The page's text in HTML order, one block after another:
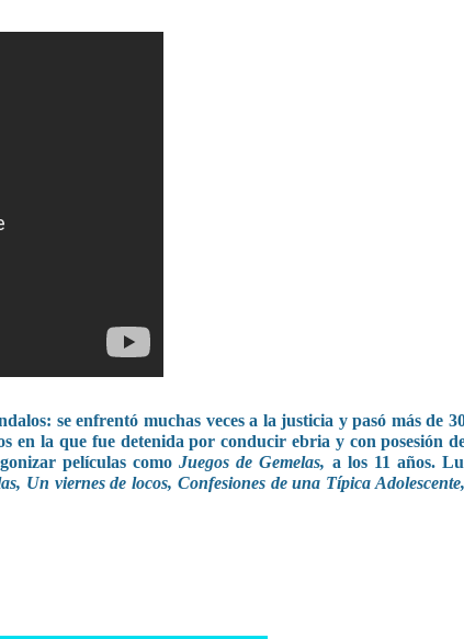
se enfrentó muchas veces a la justicia y pasó más de
en la que fue detenida por conducir ebria y con posesión
películas comoJuegos de Gemelas, a los 11 años.
Un viernes de locos, Confesiones de una Típica